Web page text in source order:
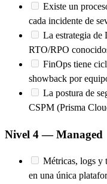
Existe un
cada incidente de
La estrategia de
RTO/RPO
FinOps tiene
showback por
La postura de
CSPM (Prisma
Nivel 4 — Managed
Métricas, logs y
en una única